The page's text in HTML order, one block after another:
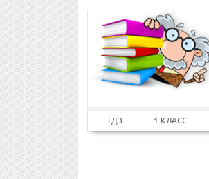
ГДЗ 1 КЛАСС